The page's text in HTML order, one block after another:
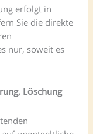
erfolgt in
Sie die direkte
nur, soweit es
Löschung